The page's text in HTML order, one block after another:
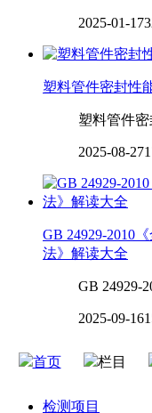
2025-01-17
塑料管件密封性
塑料管件密
2025-08-27
GB 24929-2010
法》解读大全
GB 24929-
2025-09-16
首页 栏目
检测项目